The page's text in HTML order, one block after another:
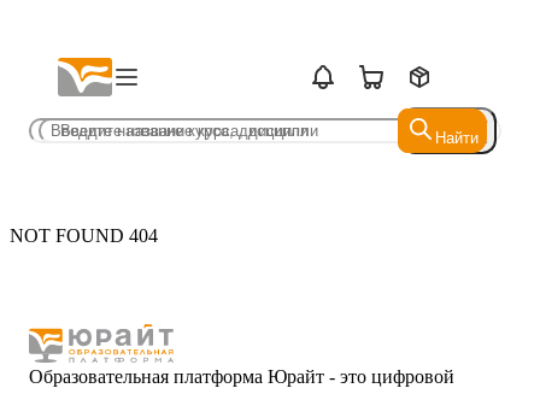
Найти
Найти
NOT FOUND 404
Образовательная платформа Юрайт - это цифровой